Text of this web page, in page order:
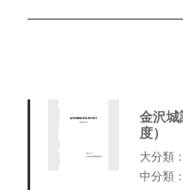
金沢
度）
大分類
中分類